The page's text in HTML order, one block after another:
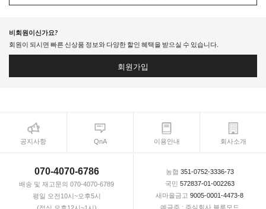
비회원이신가요?
회원이 되시면 빠른 신상품 정보와 다양한 할인 혜택을 받으실 수 있습니다.
회원가입
공지사항 QnA 이용안내 회사소개
070-4070-6786
배송 및 재고문의 070-4070-6789
평일 오전10시~오후5시
농협 351-0752-3336-73
국민 572837-01-002263
새마을금고 9005-0001-4473-8
예금주 : 주식회사 블루모드